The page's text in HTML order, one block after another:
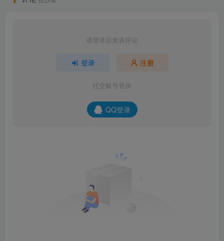
请登录后发表评论
登录 注册
社交账号登录
QQ登录